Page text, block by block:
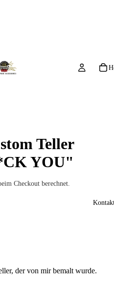
Teller
YOU"
Checkout berechnet.
der von mir bemalt wurde.